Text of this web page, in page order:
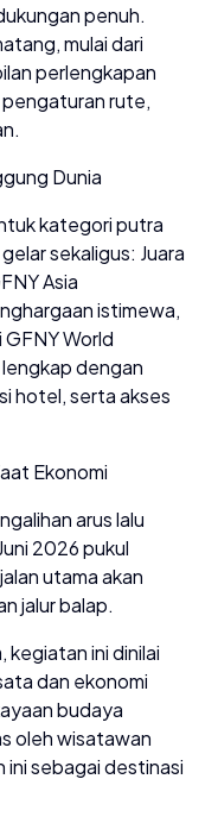
penuh.
mulai dari
perlengkapan
pengaturan rute,
Dunia
kategori putra
sekaligus: Juara
Asia
istimewa,
World
dengan
hotel, serta akses
Ekonomi
arus lalu
2026 pukul
utama akan
jalur balap.
kegiatan ini dinilai
dan ekonomi
budaya
oleh wisatawan
ini sebagai destinasi